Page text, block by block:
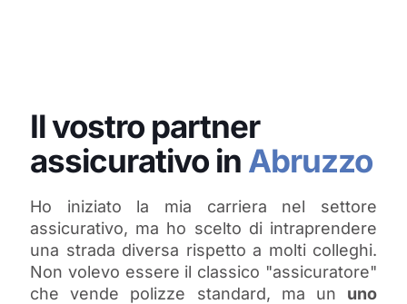
Il vostro partner
assicurativo in Abruzzo
Ho iniziato la mia carriera nel settore
assicurativo, ma ho scelto di intraprendere
una strada diversa rispetto a molti colleghi.
Non volevo essere il classico "assicuratore"
che vende polizze standard, ma un uno